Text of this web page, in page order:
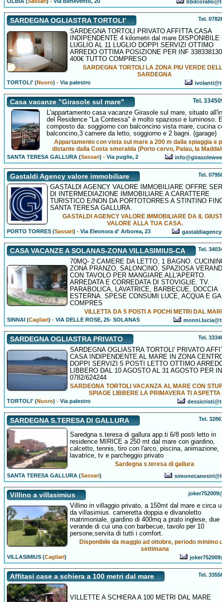
SARDEGNA OGLIASTRA TORTOLI' Tel.
SARDEGNA TORTOLI PRIVATO AFFITTA CASA
INDIPENDENTE 4 kilometri dal mare DISPONIBILE
LUGLIO AL 11 LUGLIO DOPPI SERVIZI OTTIMO
ARREDO OTTIMA POSIZIONE PER INF
400€ TUTTO COMPRESO
SARDEGNA TORTOLI LA ZONA PIU VERDE
SARDEGNA
TORTOLI' (Nuoro) -Via palestro
Casa vacanze "Girasole sul mare" Tel.
L'appartamento casa vacanze Girasole sul mare, situato
del Residence "La Contessa" è molto spazioso e luminoso.
composto da: soggiorno con balconcino vista mare, cucina
balconcino,3 camere da letto, soggiorno e 2 bagni. (garage)
Appartamento con vista sul mare a 200 m dalla spiaggia e
distante dalla Costa smeralda (Porto cervo, Palau, la
SANTA TERESA GALLURA (Sassari) -Via puglie, 2
Gastaldi Agency valore immobiliare Tel.
GASTALDI AGENCY VALORE IMMOBILIARE OFFRE
DI INTERMEDIAZIONE IMMOBILIARE A CARATTERE
TURISTICO E/NON DA PORTOTORRES A STINTINO
SANTA TERESA GALLURA.
GASTALDI AGENCY VALORE IMMOBILIARE DA IL
VALORE ALLA TUA CASA.
PORTO TORRES (Sassari) -Via Eleonora d' Arborea, 23
CASA VACANZE A SOLANAS-ZONA VILLASIMIUS-CA Tel.
70MQ- 2 CAMERE DA LETTO, 1 BAGNO.
ZONA PRANZO, SALONCINO, SPAZIOSA
CON TAVOLO PER MANGIARE ALL'APERTO.
ARREDATA E CORREDATA DI STOVIGLIE. TV.
PARABOLICA, LAVATRICE, BARBECUE, DOCCIA
ESTERNA. SPESE CONSUMI LUCE, ACQUA E
COMPRES
VILLETTA DA 5 POSTI A POCHI METRI DAL
SINNAI (Cagliari) -VIA DELLE ROSE, 25- SOLANAS
SARDEGNA OGLIASTRA PRIVATO Tel.
SARDEGNA OGLIASTRA TORTOLI' PRIVATO
CASA INDIPENDENTE AL MARE IN ZONA
DOPPI SERVIZI 5 POSTI LETTO OTTIMO
LIBBERO DAL 10 AGOSTO AL 31 AGOSTO PER
0782/624244
SARDEGNA TORTOLI VACANZA AL MARE CON
SPIAGE LIBBERE LA PRIMAVERA TI ASPETTA
TORTOLI' (Nuoro) -Via palestro
SARDEGNA S.TERESA DI GALLURA Tel.
Saredgna s.teresa di gallura app.ti 6/8 posti letto in
residence MIRICE a 250 mt dal mare con giardino,
calcetto, tennis, tiro con l'arco, piscina, animazione,
lavatrice, tv e parcheggio privato
Sardegna s.teresa di gallura
SANTA TERESA GALLURA (Sassari)
Villino a villasimius
Villino in villaggio privato, a 150mt dal mare e circa
da villasimius. cameretta doppia e divanoletto
matrimoniale, giardino di 400mq a prato inglese, due
verande di cui una con barbecue, tavolo per 10
persone,servita di tutti i comfort.
Disponibile da maggio ad ottobre, periodo minimo
settimana
VILLASIMIUS (Cagliari)
Affitasi case a schiera a 100 metri dal mare Tel.
VILLETTE A SCHIERA A 100 METRI DAL MARE